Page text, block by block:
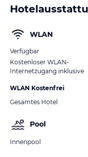
WLAN
Verfügbar
Kostenloser WLAN-
Internetzugang inklusive
WLAN Kostenfrei
Gesamtes Hotel
Pool
Innenpool